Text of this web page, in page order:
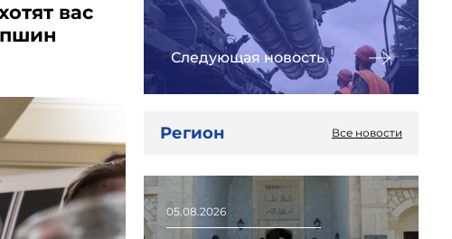
вас
Следующая новость
Регион Все новости
05.08.2026